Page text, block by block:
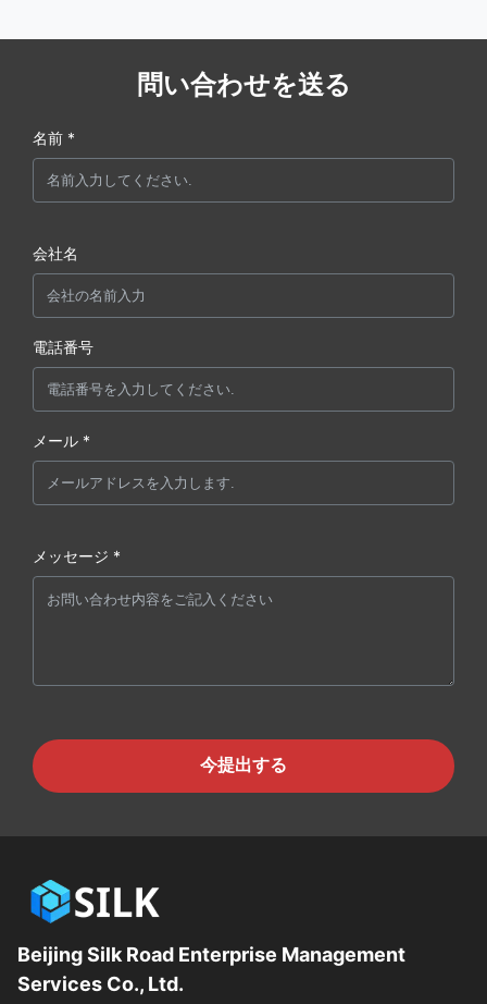
問い合わせを送る
名前 *
会社名
電話番号
メール *
メッセージ *
今提出する
Beijing Silk Road Enterprise Management
Services Co., Ltd.